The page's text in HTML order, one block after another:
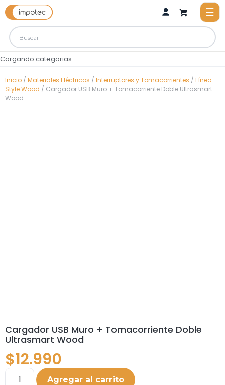
Cargando categorias...
Inicio / Materiales Eléctricos / Interruptores y Tomacorrientes / Línea
Style Wood / Cargador USB Muro + Tomacorriente Doble Ultrasmart
Wood
Cargador USB Muro + Tomacorriente Doble
Ultrasmart Wood
$12.990
Agregar al carrito